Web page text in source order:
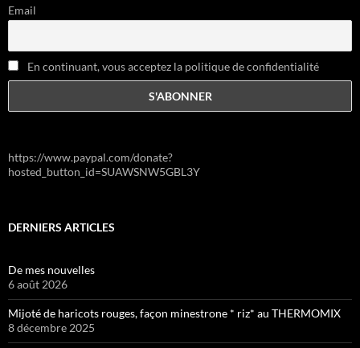
Email
En continuant, vous acceptez la politique de confidentialité
https://www.paypal.com/donate?
hosted_button_id=SUAWSNW5GBL3Y
DERNIERS ARTICLES
De mes nouvelles
6 août 2026
Mijoté de haricots rouges, façon minestrone * riz* au THERMOMIX
8 décembre 2025